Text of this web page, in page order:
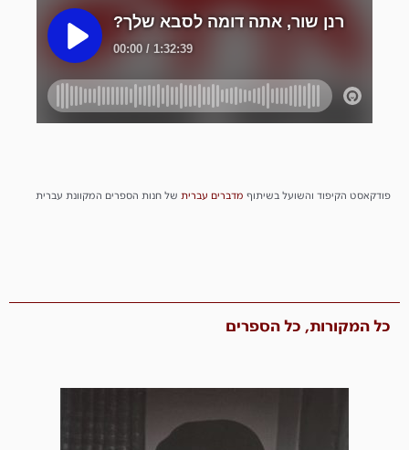
פודקאסט הקיפוד והשועל בשיתוף מדברים עברית של חנות הספרים המקוונת עברית
כל המקורות, כל הספרים​